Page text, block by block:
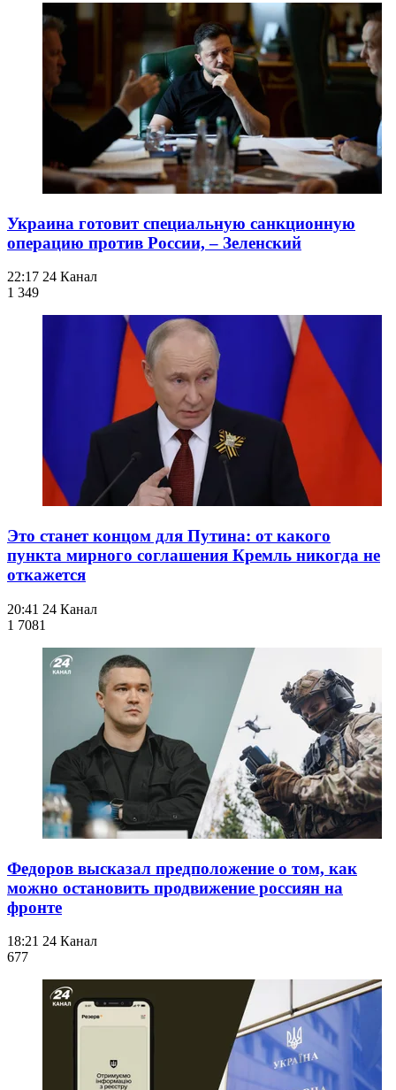
Украина готовит специальную санкционную
операцию против России, – Зеленский
22:17 24 Канал
1 349
Это станет концом для Путина: от какого
пункта мирного соглашения Кремль никогда не
откажется
20:41 24 Канал
1 7081
Федоров высказал предположение о том, как
можно остановить продвижение россиян на
фронте
18:21 24 Канал
677